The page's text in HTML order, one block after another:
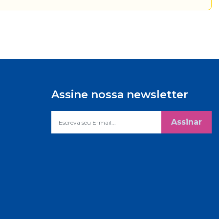
Assine nossa newsletter
Assinar